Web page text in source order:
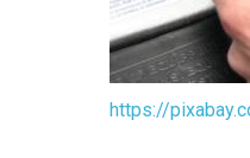
https://